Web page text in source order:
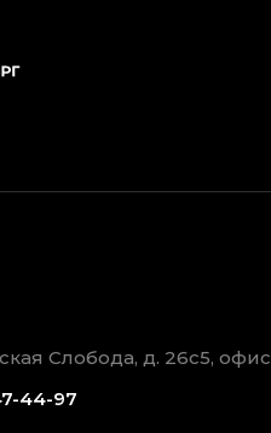
Слобода, д. 26с5, офис
44-97